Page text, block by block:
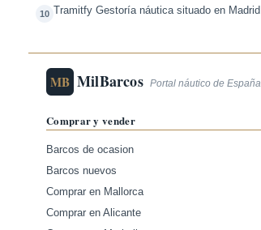
10 Tramitfy Gestoría náutica situado en Madrid
MB MilBarcos Portal náutico de España
Comprar y vender
Barcos de ocasion
Barcos nuevos
Comprar en Mallorca
Comprar en Alicante